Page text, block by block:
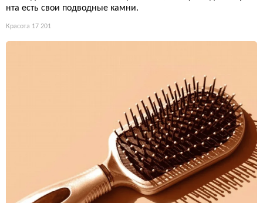
нта есть свои подводные камни.
Красота 17 201